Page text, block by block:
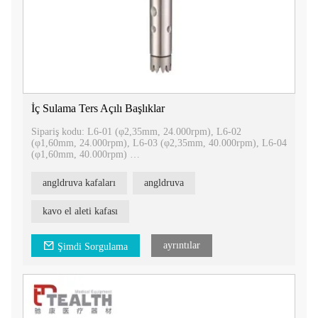
İç Sulama Ters Açılı Başlıklar
Sipariş kodu: L6-01 (φ2,35mm, 24.000rpm), L6-02
(φ1,60mm, 24.000rpm), L6-03 (φ2,35mm, 40.000rpm), L6-04
(φ1,60mm, 40.000rpm)
Dahili sulama angldruva başlıkları
1. Kavo ile uyumlu olun
3.Ayırılması kolay, onarımı kolay
angldruva kafaları angldruva
kavo el aleti kafası
Şimdi Sorgulama ayrıntılar